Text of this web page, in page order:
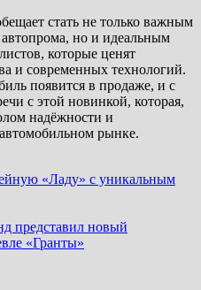
стать не только важным
но и идеальным
которые ценят
и современных технологий.
появится в продаже, и с
с этой новинкой, которая,
надёжности и
рынке.
«Ладу» с уникальным
представил новый
«Гранты»